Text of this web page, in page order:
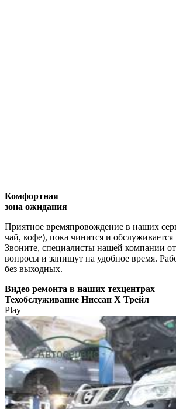
Комфортная
зона ожидания
Приятное времяпровождение в наших
чай, кофе), пока чинится и
Звоните, специалисты нашей компании
вопросы и запишут на удобное время.
без выходных.
Видео ремонта в наших техцентрах
Техобслуживание Ниссан Х Трейл
Play